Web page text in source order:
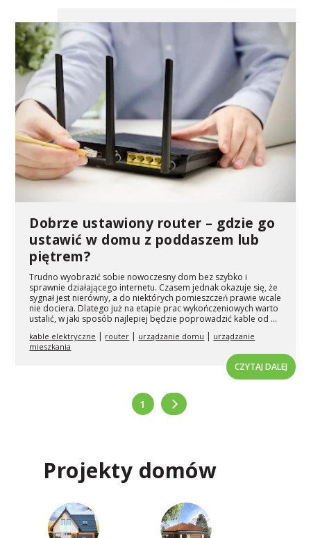
Dobrze ustawiony router – gdzie go
ustawić w domu z poddaszem lub
piętrem?
Trudno wyobrazić sobie nowoczesny dom bez szybko i
sprawnie działającego internetu. Czasem jednak okazuje się, że
sygnał jest nierówny, a do niektórych pomieszczeń prawie wcale
nie dociera. Dlatego już na etapie prac wykończeniowych warto
ustalić, w jaki sposób najlepiej będzie poprowadzić kable od ...
kable elektryczne | router | urządzanie domu | urządzanie
mieszkania
CZYTAJ DALEJ
1
Projekty domów